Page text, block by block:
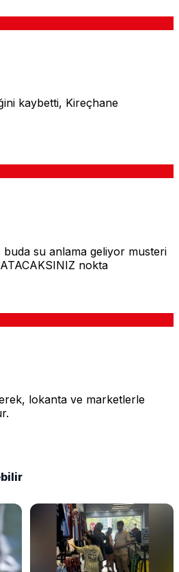
kaybetti, Kireçhane
su anlama geliyor musteri
nokta
lokanta ve marketlerle